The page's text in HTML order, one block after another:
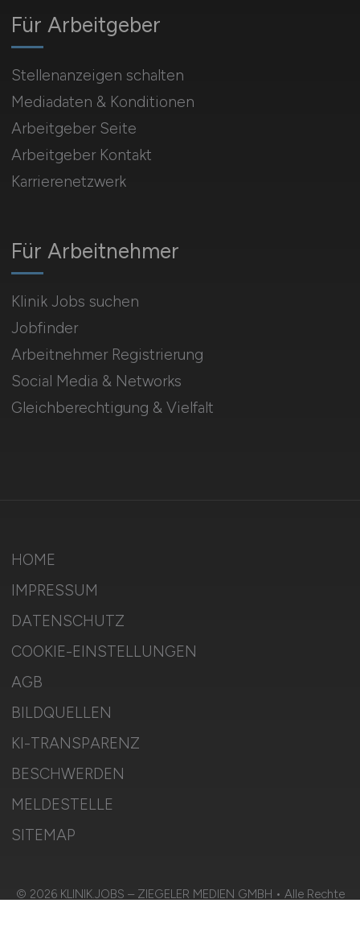
Für Arbeitnehmer
Klinik Jobs suchen
Jobfinder
Arbeitnehmer Registrierung
Social Media & Networks
Gleichberechtigung & Vielfalt
Für Arbeitgeber
Stellenanzeigen schalten
Mediadaten & Konditionen
Arbeitgeber Seite
Arbeitgeber Kontakt
Karrierenetzwerk
HOME
IMPRESSUM
DATENSCHUTZ
COOKIE-EINSTELLUNGEN
AGB
BILDQUELLEN
KI-TRANSPARENZ
BESCHWERDEN
MELDESTELLE
SITEMAP
© 2026 KLINIK.JOBS – ZIEGELER MEDIEN GMBH • Alle Rechte